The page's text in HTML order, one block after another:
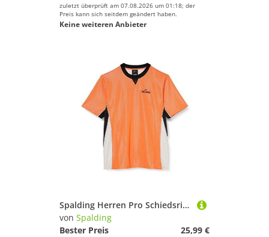
zuletzt überprüft am 07.08.2026 um 01:18; der
Preis kann sich seitdem geändert haben.
Keine weiteren Anbieter
Spalding Herren Pro Schiedsrichtershirt, orange/Schwarz, M
von Spalding
Bester Preis
25,99 €